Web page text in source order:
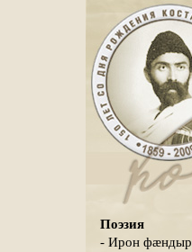
Поэзия
- Ирон фæндыр